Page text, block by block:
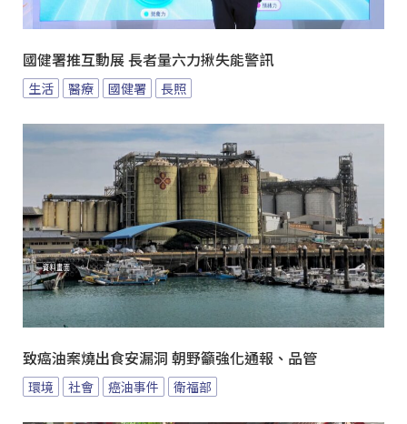
國健署推互動展 長者量六力揪失能警訊
生活 醫療 國健署 長照
致癌油案燒出食安漏洞 朝野籲強化通報、品管
環境 社會 癌油事件 衛福部